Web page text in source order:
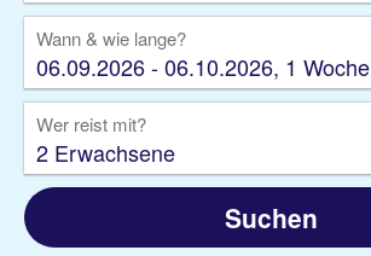
Wann & wie lange?
06.09.2026 - 06.10.2026, 1 Woche
Wer reist mit?
2 Erwachsene
Suchen